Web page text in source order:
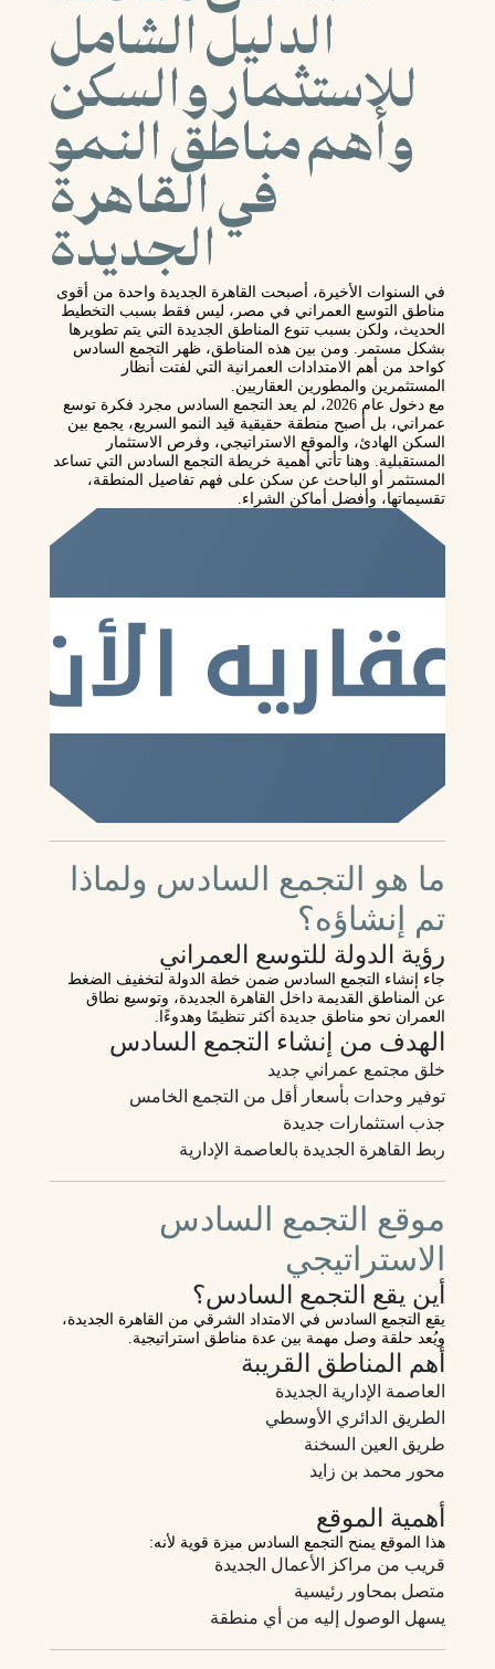
الدليل الشامل
للاستثمار والسكن
وأهم مناطق النمو
في القاهرة
الجديدة
في السنوات الأخيرة، أصبحت القاهرة الجديدة واحدة من أقوى
مناطق التوسع العمراني في مصر، ليس فقط بسبب التخطيط
الحديث، ولكن بسبب تنوع المناطق الجديدة التي يتم تطويرها
بشكل مستمر. ومن بين هذه المناطق، ظهر
التجمع السادس
كواحد من أهم الامتدادات العمرانية التي لفتت أنظار
المستثمرين والمطورين العقاريين.
مع دخول عام 2026، لم يعد التجمع السادس مجرد فكرة توسع
عمراني، بل أصبح منطقة حقيقية قيد النمو السريع، يجمع بين
السكن الهادئ، والموقع الاستراتيجي، وفرص الاستثمار
المستقبلية. وهنا تأتي أهمية خريطة التجمع السادس التي تساعد
المستثمر أو الباحث عن سكن على فهم تفاصيل المنطقة،
تقسيماتها، وأفضل أماكن الشراء.
ما هو التجمع السادس ولماذا
تم إنشاؤه؟
رؤية الدولة للتوسع العمراني
جاء إنشاء التجمع السادس ضمن خطة الدولة لتخفيف الضغط
عن المناطق القديمة داخل القاهرة الجديدة، وتوسيع نطاق
العمران نحو مناطق جديدة أكثر تنظيمًا وهدوءًا.
الهدف من إنشاء التجمع السادس
خلق مجتمع عمراني جديد
توفير وحدات بأسعار أقل من التجمع الخامس
جذب استثمارات جديدة
ربط القاهرة الجديدة بالعاصمة الإدارية
موقع التجمع السادس
الاستراتيجي
أين يقع التجمع السادس؟
يقع التجمع السادس في الامتداد الشرقي من القاهرة الجديدة،
ويُعد حلقة وصل مهمة بين عدة مناطق استراتيجية.
أهم المناطق القريبة
العاصمة الإدارية الجديدة
الطريق الدائري الأوسطي
طريق العين السخنة
محور محمد بن زايد
أهمية الموقع
هذا الموقع يمنح التجمع السادس ميزة قوية لأنه:
قريب من مراكز الأعمال الجديدة
متصل بمحاور رئيسية
يسهل الوصول إليه من أي منطقة